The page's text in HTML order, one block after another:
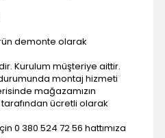
demonte olarak
Kurulum müşteriye aittir.
montaj hizmeti
mağazamızın
ücretli olarak
0 380 524 72 56 hattımıza